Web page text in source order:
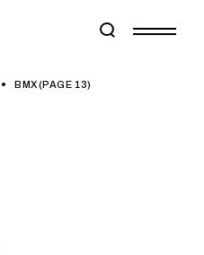
BMX(PAGE 13)